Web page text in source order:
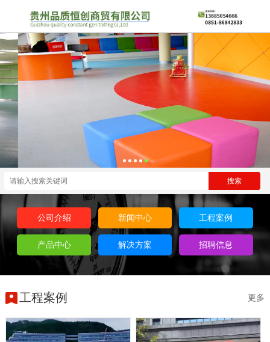
公司介绍 新闻中心 工程案例
产品中心 解决方案 招聘信息
工程案例 更多